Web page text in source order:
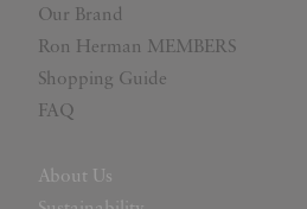
Our Brand
Ron Herman MEMBERS
Shopping Guide
FAQ
About Us